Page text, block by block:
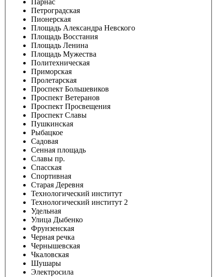
Парнас
Петроградская
Пионерская
Площадь Александра Невского
Площадь Восстания
Площадь Ленина
Площадь Мужества
Политехническая
Приморская
Пролетарская
Проспект Большевиков
Проспект Ветеранов
Проспект Просвещения
Проспект Славы
Пушкинская
Рыбацкое
Садовая
Сенная площадь
Славы пр.
Спасская
Спортивная
Старая Деревня
Технологический институт
Технологический институт 2
Удельная
Улица Дыбенко
Фрунзенская
Черная речка
Чернышевская
Чкаловская
Шушары
Электросила